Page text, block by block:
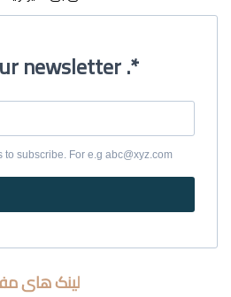
newsletter .*
to subscribe. For e.g abc@xyz.com
لینک های